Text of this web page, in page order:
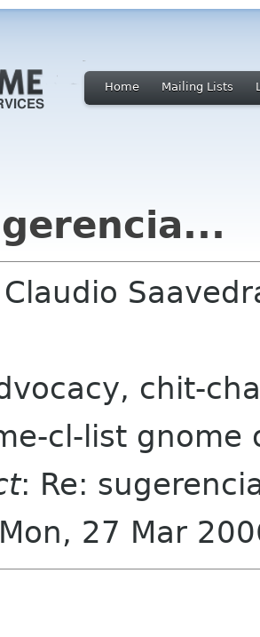
Home Mailing Lists
Claudio
chit-
cl-list gnome
: Re:
27 Mar